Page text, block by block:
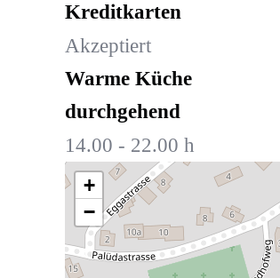
Kreditkarten
Akzeptiert
Warme Küche
durchgehend
14.00 - 22.00 h
+
−